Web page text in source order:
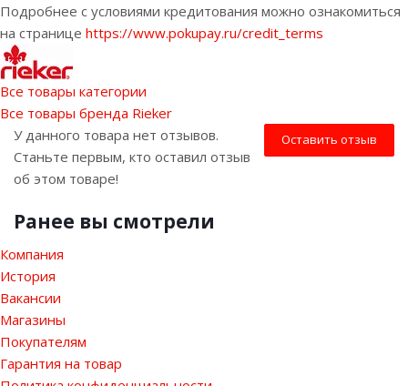
Подробнее с условиями кредитования можно ознакомиться
на странице https://www.pokupay.ru/credit_terms
Все товары категории
Все товары бренда Rieker
Оставить отзыв
У данного товара нет отзывов.
Станьте первым, кто оставил отзыв
об этом товаре!
Ранее вы смотрели
Компания
История
Вакансии
Магазины
Покупателям
Гарантия на товар